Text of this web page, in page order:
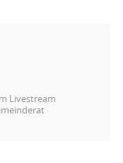
Livestream